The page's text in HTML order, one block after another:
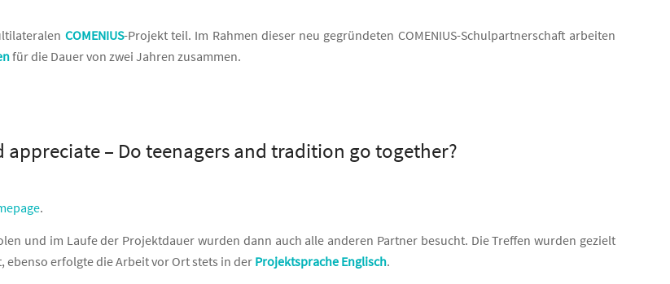
COMENIUS-Projekt teil. Im Rahmen dieser neu gegründeten COMENIUS-Schulpartnerschaft arbeiten
für die Dauer von zwei Jahren zusammen.
appreciate – Do teenagers and tradition go together?
.
und im Laufe der Projektdauer wurden dann auch alle anderen Partner besucht. Die Treffen wurden gezielt
erfolgte die Arbeit vor Ort stets in der Projektsprache Englisch.